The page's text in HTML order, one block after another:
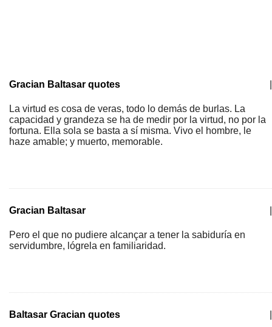
Gracian Baltasar quotes
La virtud es cosa de veras, todo lo demás de burlas. La
capacidad y grandeza se ha de medir por la virtud, no por la
fortuna. Ella sola se basta a sí misma. Vivo el hombre, le
haze amable; y muerto, memorable.
Gracian Baltasar
Pero el que no pudiere alcançar a tener la sabiduría en
servidumbre, lógrela en familiaridad.
Baltasar Gracian quotes